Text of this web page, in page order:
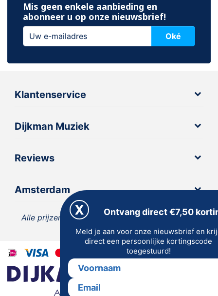
Mis geen enkele aanbieding en
abonneer u op onze nieuwsbrief!
Oké
Klantenservice
Dijkman Muziek
Reviews
Amsterdam
Alle prijzen zijn inclusief 21% BTW, tenzij anders
vermeld.
Ontvang direct €7,50
Meld je aan voor onze nieuwsbrief en
direct een persoonlijke kortingscode
toegestuurd!